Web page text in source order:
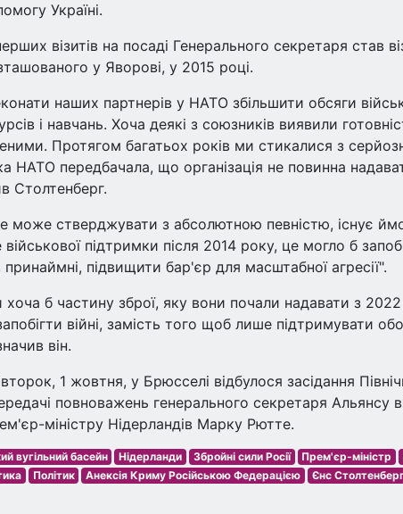
Україні.
візитів на посаді Генерального секретаря став
у Яворові, у 2015 році.
наших партнерів у НАТО збільшити обсяги
і навчань. Хоча деякі з союзників виявили
Протягом багатьох років ми стикалися з
НАТО передбачала, що організація не повинна
Столтенберг.
може стверджувати з абсолютною певністю, існує
підтримки після 2014 року, це могло б
підвищити бар'єр для масштабної агресії".
б частину зброї, яку вони почали надавати з
війні, замість того щоб лише підтримувати
він.
1 жовтня, у Брюсселі відбулося засідання
повноважень генерального секретаря Альянсу
міністру Нідерландів Марку Рютте.
вугільний басейн Нідерланди Збройні сили Росії Прем'єр-міністр
Політик Анексія Криму Російською Федерацією Єнс